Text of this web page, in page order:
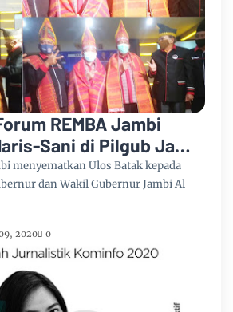
REMBA Jambi
Sani di Pilgub Jambi
menyematkan Ulos Batak kepada
dan Wakil Gubernur Jambi Al
2020
0